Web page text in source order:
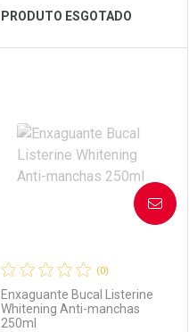
Ver Desconto Convênio
PRODUTO ESGOTADO
Laboratório
Por Menos
(0)
Enxaguante Bucal Listerine
Whitening Anti-manchas
250ml
AVISE-ME